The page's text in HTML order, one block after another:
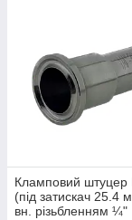
Кламповий штуцер
(під затискач 25.4
вн. різьбленням ¼"